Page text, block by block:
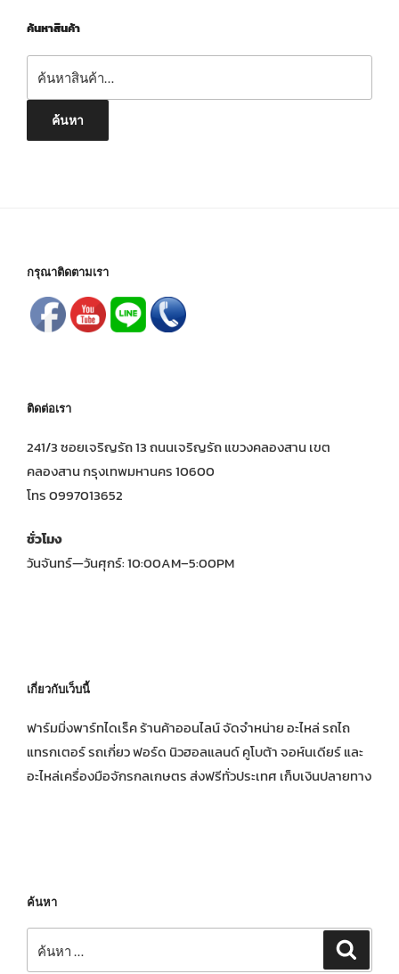
ค้นหาสินค้า
ค้นหา:
ค้นหา
กรุณาติดตามเรา
ติดต่อเรา
241/3 ซอยเจริญรัถ 13 ถนนเจริญรัถ แขวงคลองสาน เขต
คลองสาน กรุงเทพมหานคร 10600
โทร 0997013652
ชั่วโมง
วันจันทร์—วันศุกร์: 10:00AM–5:00PM
เกี่ยวกับเว็บนี้
ฟาร์มมิ่งพาร์ทไดเร็ค ร้านค้าออนไลน์ จัดจำหน่าย อะไหล่ รถไถ
แทรกเตอร์ รถเกี่ยว ฟอร์ด นิวฮอลแลนด์ คูโบต้า จอห์นเดียร์ และ
อะไหล่เครื่องมือจักรกลเกษตร ส่งฟรีทั่วประเทศ เก็บเงินปลายทาง
ค้นหา